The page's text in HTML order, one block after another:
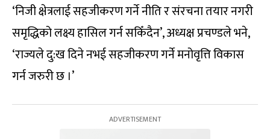
‘निजी क्षेत्रलाई सहजीकरण गर्ने नीति र संरचना तयार नगरी
समृद्धिको लक्ष्य हासिल गर्न सकिँदैन’, अध्यक्ष प्रचण्डले भने,
‘राज्यले दु:ख दिने नभई सहजीकरण गर्ने मनोवृत्ति विकास
गर्न जरुरी छ ।’